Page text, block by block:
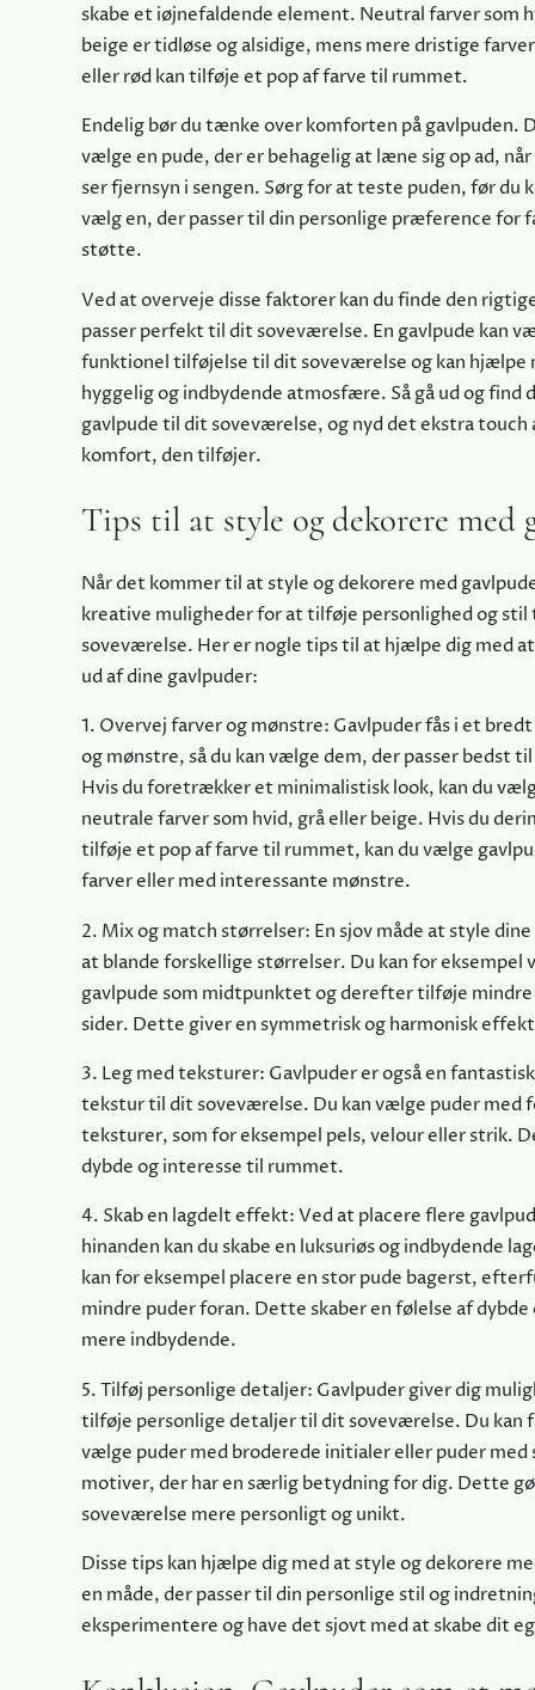
skabe et iøjnefaldende element. Neutral farver som
beige er tidløse og alsidige, mens mere dristige
eller rød kan tilføje et pop af farve til rummet.
Endelig bør du tænke over komforten på gavlpuden.
vælge en pude, der er behagelig at læne sig op ad,
ser fjernsyn i sengen. Sørg for at teste puden, før du
vælg en, der passer til din personlige præference for
støtte.
Ved at overveje disse faktorer kan du finde den
passer perfekt til dit soveværelse. En gavlpude kan
funktionel tilføjelse til dit soveværelse og kan hjælpe
hyggelig og indbydende atmosfære. Så gå ud og find
gavlpude til dit soveværelse, og nyd det ekstra touch
komfort, den tilføjer.
Tips til at style og dekorere med
Når det kommer til at style og dekorere med
kreative muligheder for at tilføje personlighed og
soveværelse. Her er nogle tips til at hjælpe dig med
ud af dine gavlpuder:
1. Overvej farver og mønstre: Gavlpuder fås i et
og mønstre, så du kan vælge dem, der passer bedst
Hvis du foretrækker et minimalistisk look, kan du
neutrale farver som hvid, grå eller beige. Hvis du
tilføje et pop af farve til rummet, kan du vælge
farver eller med interessante mønstre.
2. Mix og match størrelser: En sjov måde at style
at blande forskellige størrelser. Du kan for eksempel
gavlpude som midtpunktet og derefter tilføje mindre
sider. Dette giver en symmetrisk og harmonisk
3. Leg med teksturer: Gavlpuder er også en
tekstur til dit soveværelse. Du kan vælge puder med
teksturer, som for eksempel pels, velour eller strik.
dybde og interesse til rummet.
4. Skab en lagdelt effekt: Ved at placere flere
hinanden kan du skabe en luksuriøs og indbydende
kan for eksempel placere en stor pude bagerst,
mindre puder foran. Dette skaber en følelse af dybde
mere indbydende.
5. Tilføj personlige detaljer: Gavlpuder giver dig
tilføje personlige detaljer til dit soveværelse. Du kan
vælge puder med broderede initialer eller puder
motiver, der har en særlig betydning for dig. Dette
soveværelse mere personligt og unikt.
Disse tips kan hjælpe dig med at style og dekorere
en måde, der passer til din personlige stil og
eksperimentere og have det sjovt med at skabe dit